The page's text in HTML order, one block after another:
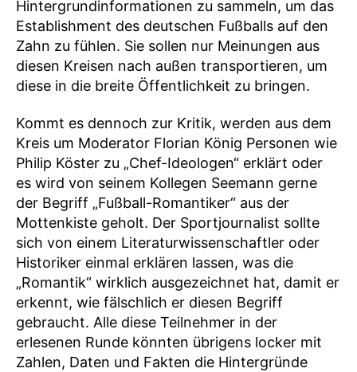
Hintergrundinformationen zu sammeln, um das
Establishment des deutschen Fußballs auf den
Zahn zu fühlen. Sie sollen nur Meinungen aus
diesen Kreisen nach außen transportieren, um
diese in die breite Öffentlichkeit zu bringen.
Kommt es dennoch zur Kritik, werden aus dem
Kreis um Moderator Florian König Personen wie
Philip Köster zu „Chef-Ideologen“ erklärt oder
es wird von seinem Kollegen Seemann gerne
der Begriff „Fußball-Romantiker“ aus der
Mottenkiste geholt. Der Sportjournalist sollte
sich von einem Literaturwissenschaftler oder
Historiker einmal erklären lassen, was die
„Romantik“ wirklich ausgezeichnet hat, damit er
erkennt, wie fälschlich er diesen Begriff
gebraucht. Alle diese Teilnehmer in der
erlesenen Runde könnten übrigens locker mit
Zahlen, Daten und Fakten die Hintergründe